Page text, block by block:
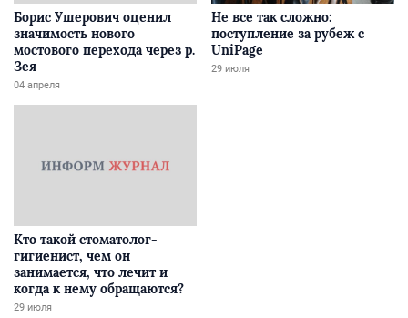
Борис Ушерович оценил
значимость нового
мостового перехода через р.
Зея
04 апреля
Не все так сложно:
поступление за рубеж с
UniPage
29 июля
Кто такой стоматолог-
гигиенист, чем он
занимается, что лечит и
когда к нему обращаются?
29 июля